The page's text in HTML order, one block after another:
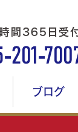
ブログ